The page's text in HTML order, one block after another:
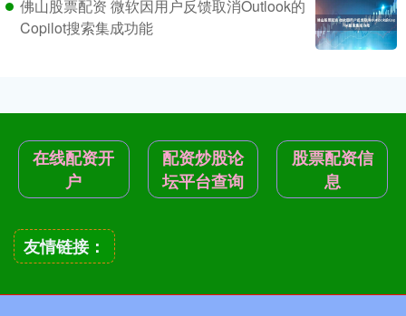
佛山股票配资 微软因用户反馈取消Outlook的
Copilot搜索集成功能
在线配资开
户
配资炒股论
坛平台查询
股票配资信
息
友情链接：